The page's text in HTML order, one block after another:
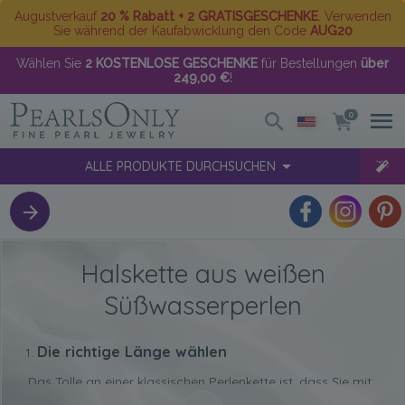
Augustverkauf 20 % Rabatt + 2 GRATISGESCHENKE. Verwenden
Sie während der Kaufabwicklung den Code AUG20
Wählen Sie 2 KOSTENLOSE GESCHENKE für Bestellungen über
249,00 €!
0
ALLE PRODUKTE DURCHSUCHEN
Halskette aus weißen
Süßwasserperlen
Die richtige Länge wählen
Das Tolle an einer klassischen Perlenkette ist, dass Sie mit